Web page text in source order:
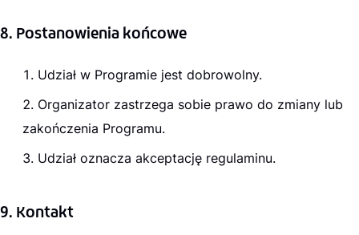
8. Postanowienia końcowe
Udział w Programie jest dobrowolny.
Organizator zastrzega sobie prawo do zmiany lub
zakończenia Programu.
Udział oznacza akceptację regulaminu.
9. Kontakt